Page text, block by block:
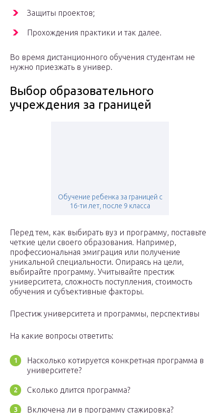
Защиты проектов;
Прохождения практики и так далее.
Во время дистанционного обучения студентам не
нужно приезжать в универ.
Выбор образовательного
учреждения за границей
Обучение ребенка за границей с
16-ти лет, после 9 класса
Перед тем, как выбирать вуз и программу, поставьте
четкие цели своего образования. Например,
профессиональная эмиграция или получение
уникальной специальности. Опираясь на цели,
выбирайте программу. Учитывайте престиж
университета, сложность поступления, стоимость
обучения и субъективные факторы.
Престиж университета и программы, перспективы
На какие вопросы ответить:
Насколько котируется конкретная программа в
университете?
Сколько длится программа?
Включена ли в программу стажировка?